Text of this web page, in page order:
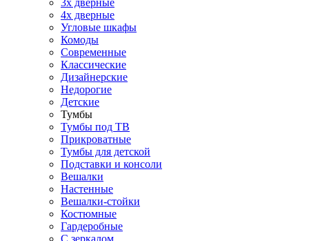
3х дверные
4х дверные
Угловые шкафы
Комоды
Современные
Классические
Дизайнерские
Недорогие
Детские
Тумбы
Тумбы под ТВ
Прикроватные
Тумбы для детской
Подставки и консоли
Вешалки
Настенные
Вешалки-стойки
Костюмные
Гардеробные